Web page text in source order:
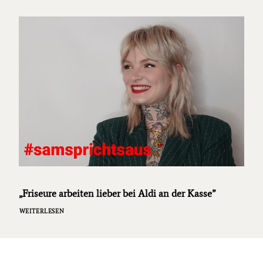
„Friseure arbeiten lieber bei Aldi an der Kasse”
WEITERLESEN